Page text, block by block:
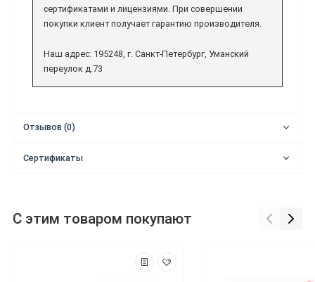
сертификатами и лицензиями. При совершении
покупки клиент получает гарантию производителя.
Наш адрес: 195248, г. Санкт-Петербург, Уманский
переулок д.73
Отзывов (0)
Сертификаты
С этим товаром покупают